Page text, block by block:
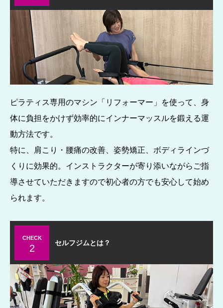
ピラティス専用のマシン「リフォーマー」を使って、身
体に負担をかけず効率的にインナーマッスルを鍛える運
動方法です。
特に、肩こり・腰痛の改善、姿勢矯正、ボディラインづ
くりに効果的。インストラクターが寄り添いながらご指
導させていただきますので初心者の方でも安心して始め
られます。
CHECK
2 セルフジムとは？